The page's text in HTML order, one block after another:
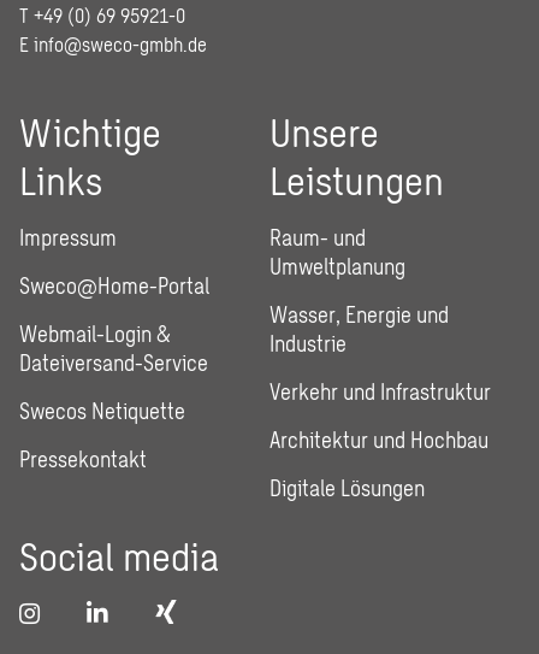
T +49 (0) 69 95921-0
E info@sweco-gmbh.de
Wichtige
Links
Impressum
Sweco@Home-Portal
Webmail-Login &
Dateiversand-Service
Swecos Netiquette
Pressekontakt
Unsere
Leistungen
Raum- und
Umweltplanung
Wasser, Energie und
Industrie
Verkehr und Infrastruktur
Architektur und Hochbau
Digitale Lösungen
Social media